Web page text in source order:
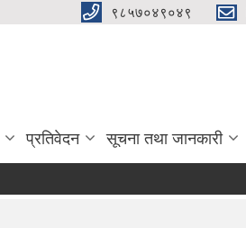
९८५७०४९०४९
प्रतिवेदन सूचना तथा जानकारी